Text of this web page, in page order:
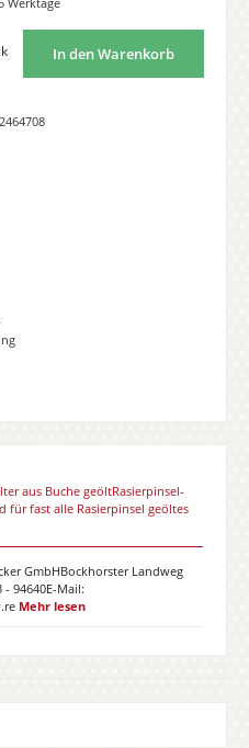
In den Warenkorb
aus Buche geöltRasierpinsel-
für fast alle Rasierpinsel geöltes
GmbHBockhorster Landweg
- 94640E-Mail:
Mehr lesen